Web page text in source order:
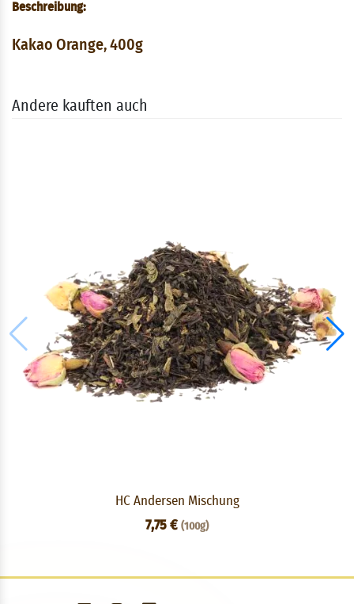
Beschreibung:
Kakao Orange, 400g
Andere kauften auch
HC Andersen Mischung
7,75 € (100g)